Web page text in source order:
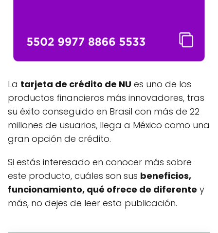
La tarjeta de crédito de NU es uno de los
productos financieros más innovadores, tras
su éxito conseguido en Brasil con más de 22
millones de usuarios, llega a México como una
gran opción de crédito.
Si estás interesado en conocer más sobre
este producto, cuáles son sus beneficios,
funcionamiento, qué ofrece de diferente y
más, no dejes de leer esta publicación.